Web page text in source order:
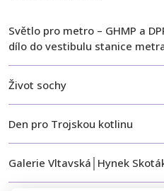
Světlo pro metro – GHMP a
dílo do vestibulu stanice
Život sochy
Den pro Trojskou kotlinu
Galerie Vltavská│Hynek